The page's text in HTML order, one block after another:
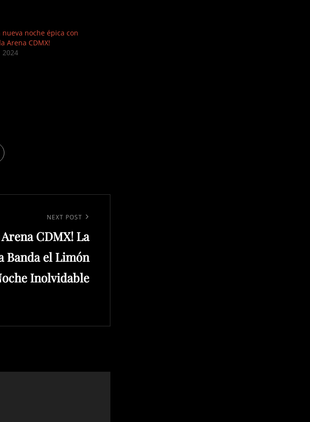
nueva noche épica con
Arena CDMX!
2024
NEXT POST
CDMX! La
Banda el Limón
Inolvidable